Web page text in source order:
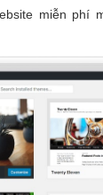
miễn phí